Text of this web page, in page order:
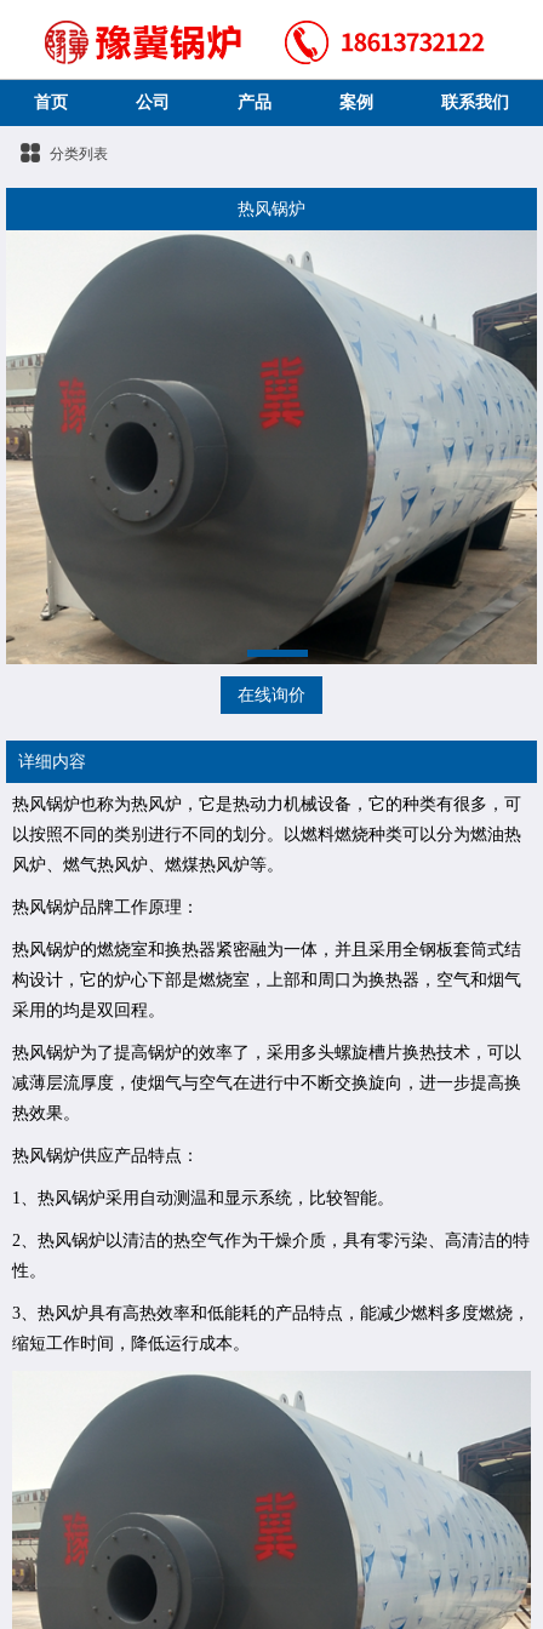
首页 公司 产品 案例 联系我们
分类列表
热风锅炉
在线询价
详细内容
热风锅炉也称为热风炉，它是热动力机械设备，它的种类有很多，可
以按照不同的类别进行不同的划分。以燃料燃烧种类可以分为燃油热
风炉、燃气热风炉、燃煤热风炉等。
热风锅炉品牌工作原理：
热风锅炉的燃烧室和换热器紧密融为一体，并且采用全钢板套筒式结
构设计，它的炉心下部是燃烧室，上部和周口为换热器，空气和烟气
采用的均是双回程。
热风锅炉为了提高锅炉的效率了，采用多头螺旋槽片换热技术，可以
减薄层流厚度，使烟气与空气在进行中不断交换旋向，进一步提高换
热效果。
热风锅炉供应产品特点：
1、热风锅炉采用自动测温和显示系统，比较智能。
2、热风锅炉以清洁的热空气作为干燥介质，具有零污染、高清洁的特
性。
3、热风炉具有高热效率和低能耗的产品特点，能减少燃料多度燃烧，
缩短工作时间，降低运行成本。